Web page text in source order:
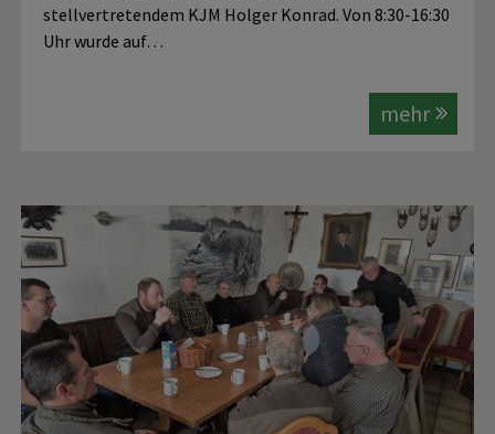
stellvertretendem KJM Holger Konrad. Von 8:30-16:30
Uhr wurde auf…
mehr